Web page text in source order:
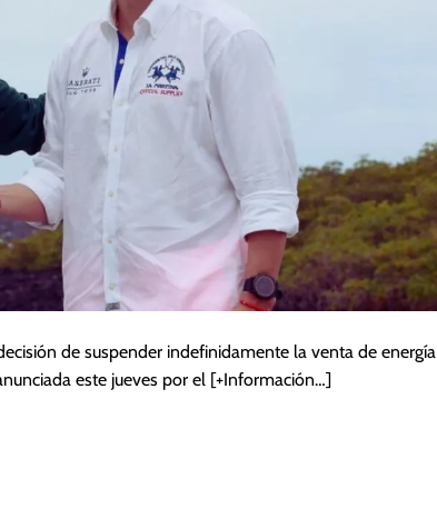
de suspender indefinidamente la venta de energía
este jueves por el [+Información…]